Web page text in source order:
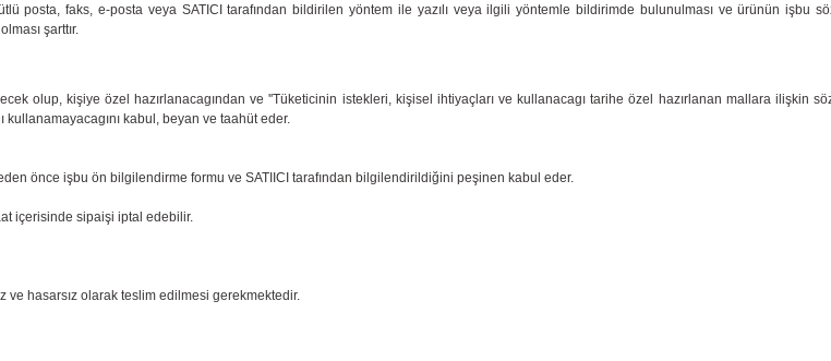
posta, faks, e-posta veya SATICI tarafından bildirilen yöntem ile yazılı veya ilgili yöntemle bildirimde bulunulması ve ürünün işbu
şarttır.
olup, kişiye özel hazırlanacagından ve ''Tüketicinin istekleri, kişisel ihtiyaçları ve kullanacagı tarihe özel hazırlanan mallara ilişkin
kullanamayacagını kabul, beyan ve taahüt eder.
önce işbu ön bilgilendirme formu ve SATIICI tarafından bilgilendirildiğini peşinen kabul eder.
içerisinde sipaişi iptal edebilir.
hasarsız olarak teslim edilmesi gerekmektedir.